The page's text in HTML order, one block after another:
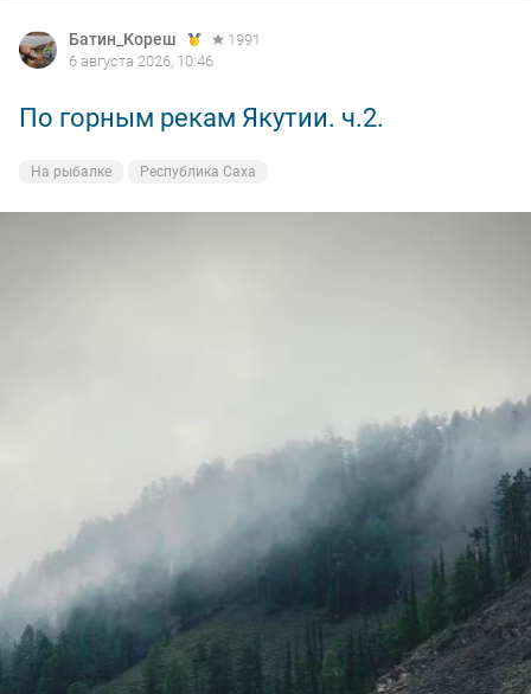
Батин_Кореш
1991
6 августа 2026, 10:46
По горным рекам Якутии. ч.2.
На рыбалке Республика Саха